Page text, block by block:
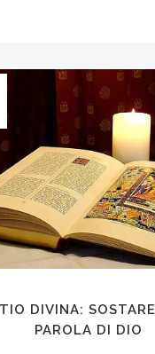
DIVINA:
PAROLA DI DIO